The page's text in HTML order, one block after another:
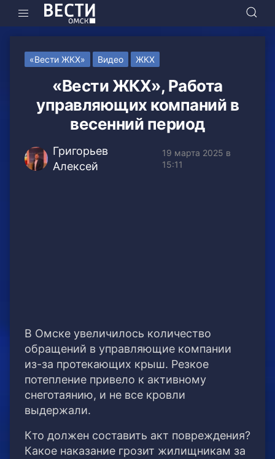
«Вести ЖКХ» Видео ЖКХ
«Вести ЖКХ», Работа
управляющих компаний в
весенний период
Григорьев
Алексей
19 марта 2025 в
15:11
В Омске увеличилось количество
обращений в управляющие компании
из-за протекающих крыш. Резкое
потепление привело к активному
снеготаянию, и не все кровли
выдержали.
Кто должен составить акт повреждения?
Какое наказание грозит жилищникам за